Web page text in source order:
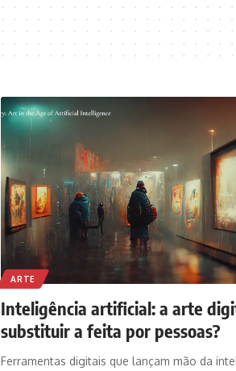
ARTE
Inteligência artificial: a arte
substituir a feita por pessoas?
Ferramentas digitais que lançam mão da